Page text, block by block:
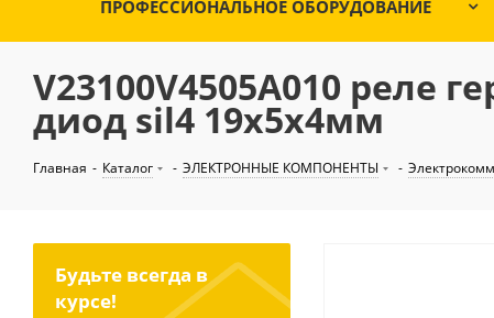
ПРОФЕССИОНАЛЬНОЕ ОБОРУДОВАНИЕ
V23100V4505A010 реле
диод sil4 19х5х4мм
Главная - Каталог - ЭЛЕКТРОННЫЕ КОМПОНЕНТЫ -
Будьте всегда в
курсе!